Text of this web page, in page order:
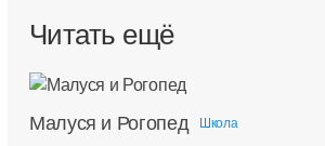
Читать ещё
Малуся и Рогопед Школа